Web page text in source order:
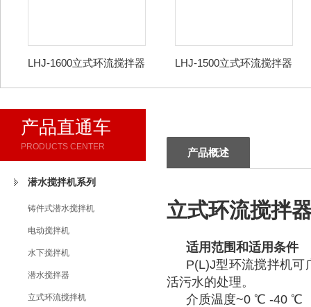
LHJ-1600立式环流搅拌器 LHJ-1500立式环流搅拌器
产品直通车
PRODUCTS CENTER
潜水搅拌机系列
铸件式潜水搅拌机
电动搅拌机
水下搅拌机
潜水搅拌器
立式环流搅拌机
产品概述
立式环流搅拌
适用范围和适用条件
P(L)J型环流搅拌机
活污水的处理。
介质温度~0 ℃ -40 ℃